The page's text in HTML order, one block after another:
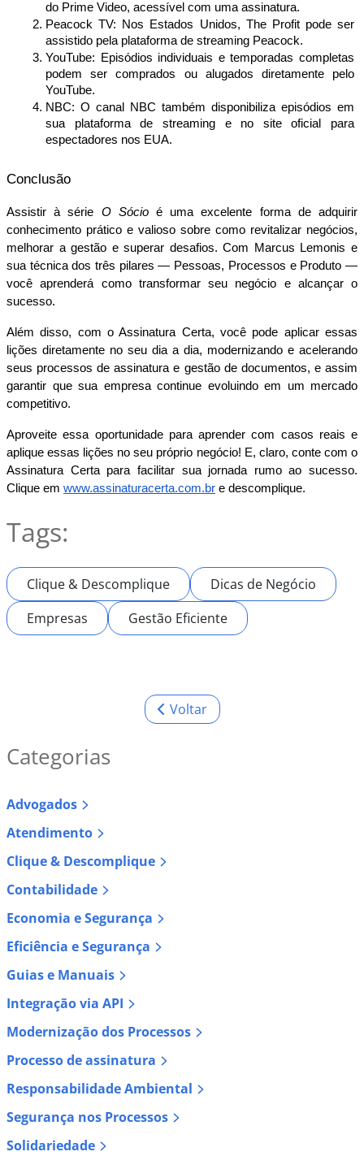
do Prime Video, acessível com uma assinatura.
Peacock TV: Nos Estados Unidos, The Profit pode ser
assistido pela plataforma de streaming Peacock.
YouTube: Episódios individuais e temporadas completas
podem ser comprados ou alugados diretamente pelo
YouTube.
NBC: O canal NBC também disponibiliza episódios em
sua plataforma de streaming e no site oficial para
espectadores nos EUA.
Conclusão
Assistir à série O Sócio é uma excelente forma de adquirir
conhecimento prático e valioso sobre como revitalizar negócios,
melhorar a gestão e superar desafios. Com Marcus Lemonis e
sua técnica dos três pilares — Pessoas, Processos e Produto —
você aprenderá como transformar seu negócio e alcançar o
sucesso.
Além disso, com o Assinatura Certa, você pode aplicar essas
lições diretamente no seu dia a dia, modernizando e acelerando
seus processos de assinatura e gestão de documentos, e assim
garantir que sua empresa continue evoluindo em um mercado
competitivo.
Aproveite essa oportunidade para aprender com casos reais e
aplique essas lições no seu próprio negócio! E, claro, conte com o
Assinatura Certa para facilitar sua jornada rumo ao sucesso.
Clique em www.assinaturacerta.com.br e descomplique.
Tags:
Clique & Descomplique
Dicas de Negócio
Empresas
Gestão Eficiente
Voltar
Categorias
Advogados
Atendimento
Clique & Descomplique
Contabilidade
Economia e Segurança
Eficiência e Segurança
Guias e Manuais
Integração via API
Modernização dos Processos
Processo de assinatura
Responsabilidade Ambiental
Segurança nos Processos
Solidariedade